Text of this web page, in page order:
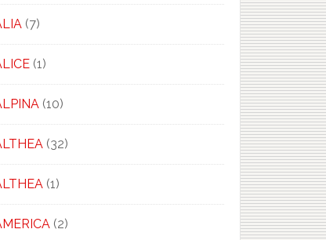
(7)
(1)
(10)
(32)
(1)
(2)